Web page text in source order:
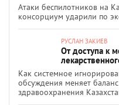
Атаки беспилотников на
консорциум ударили по
РУСЛАН ЗАКИЕВ
От доступа к
Как системное
обсуждения меняет
здравоохранения